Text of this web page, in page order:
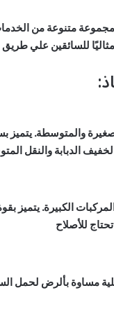
متنوعة من
للسائقين علي
والمتوسطة. يتميز
الدبابة والنقل
الكبيرة. يتميز
للأصلاح
مساوة بألرض لحمل